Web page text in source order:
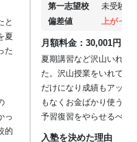
と
夏
た
っ
的
第一志望校
未受験
偏差値
上がった
月額料金：30,001円〜
夏期講習など沢山いれる
た。沢山授業をいれて通
だけになり成績もアップ
もなくお金ばかり使うの
予習復習をやらせるべき
入塾を決めた理由